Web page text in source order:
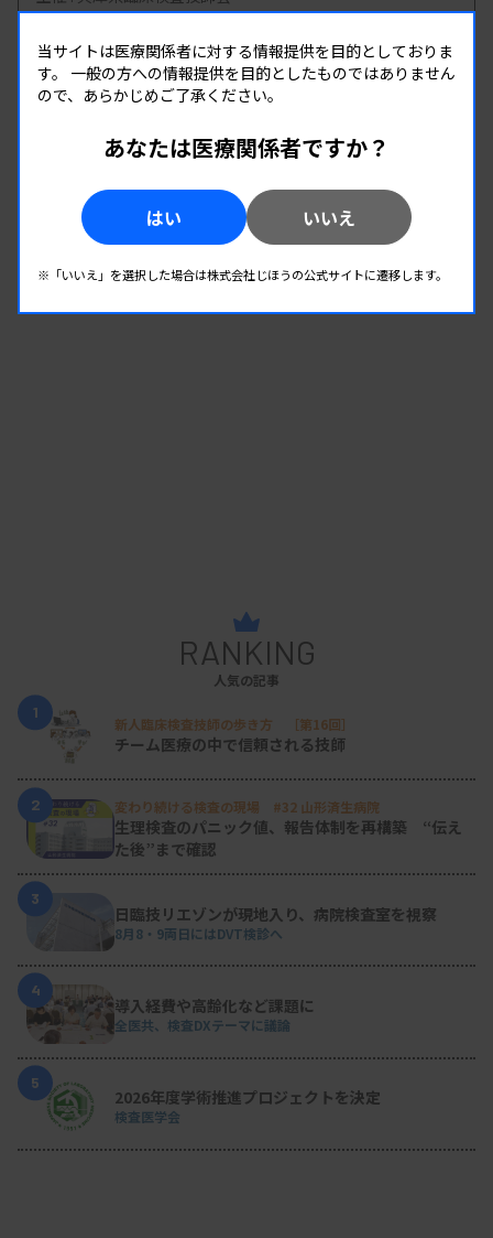
病理・細胞
08.20（木）-2026.08.20（木）
福岡県臨床衛生検査技師会
開催場所 : WEB
微生物
RANKING
人気の記事
1
新人臨床検査技師の歩き方 ［第16回］
チーム医療の中で信頼される技師
2 変わり続ける検査の現場 #32 山形済生病院
生理検査のパニック値、報告体制を再構築 “伝え
た後”まで確認
3
日臨技リエゾンが現地入り、病院検査室を視察
8月8・9両日にはDVT検診へ
4
導入経費や高齢化など課題に
全医共、検査DXテーマに議論
5
2026年度学術推進プロジェクトを決定
検査医学会
当サイトは医療関係者に対する情報提供を目的としておりま
す。 一般の方への情報提供を目的としたものではありません
ので、あらかじめご了承ください。
あなたは医療関係者ですか？
はい いいえ
※「いいえ」を選択した場合は株式会社じほうの公式サイトに遷移します。